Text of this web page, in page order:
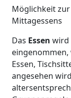
Möglichkeit
Mittagessens
Das Essen wird
eingenommen,
Essen,
angesehen